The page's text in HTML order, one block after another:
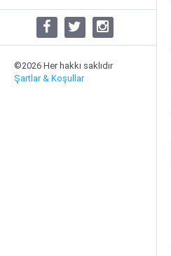
©2026 Her hakkı saklıdır
Şartlar & Koşullar